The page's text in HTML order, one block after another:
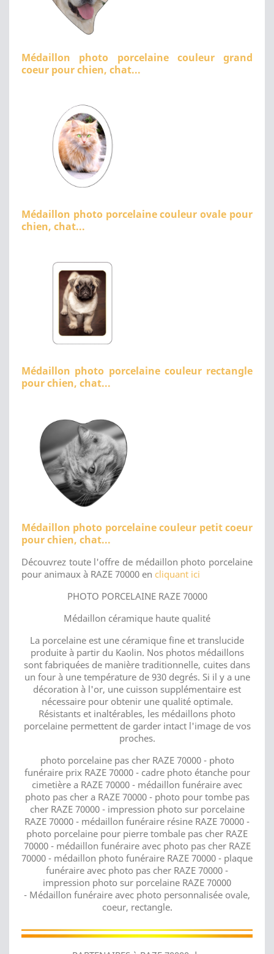
Médaillon photo porcelaine couleur grand
coeur pour chien, chat...
Médaillon photo porcelaine couleur ovale pour
chien, chat...
Médaillon photo porcelaine couleur rectangle
pour chien, chat...
Médaillon photo porcelaine couleur petit coeur
pour chien, chat...
Découvrez toute l'offre de médaillon photo porcelaine
pour animaux à RAZE 70000 en cliquant ici
PHOTO PORCELAINE RAZE 70000
Médaillon céramique haute qualité
La porcelaine est une céramique fine et translucide
produite à partir du Kaolin. Nos photos médaillons
sont fabriquées de manière traditionnelle, cuites dans
un four à une température de 930 degrés. Si il y a une
décoration à l'or, une cuisson supplémentaire est
nécessaire pour obtenir une qualité optimale.
Résistants et inaltérables, les médaillons photo
porcelaine permettent de garder intact l'image de vos
proches.
photo porcelaine pas cher RAZE 70000 - photo
funéraire prix RAZE 70000 - cadre photo étanche pour
cimetière a RAZE 70000 - médaillon funéraire avec
photo pas cher a RAZE 70000 - photo pour tombe pas
cher RAZE 70000 - impression photo sur porcelaine
RAZE 70000 - médaillon funéraire résine RAZE 70000 -
photo porcelaine pour pierre tombale pas cher RAZE
70000 - médaillon funéraire avec photo pas cher RAZE
70000 - médaillon photo funéraire RAZE 70000 - plaque
funéraire avec photo pas cher RAZE 70000 -
impression photo sur porcelaine RAZE 70000
- Médaillon funéraire avec photo personnalisée ovale,
coeur, rectangle.